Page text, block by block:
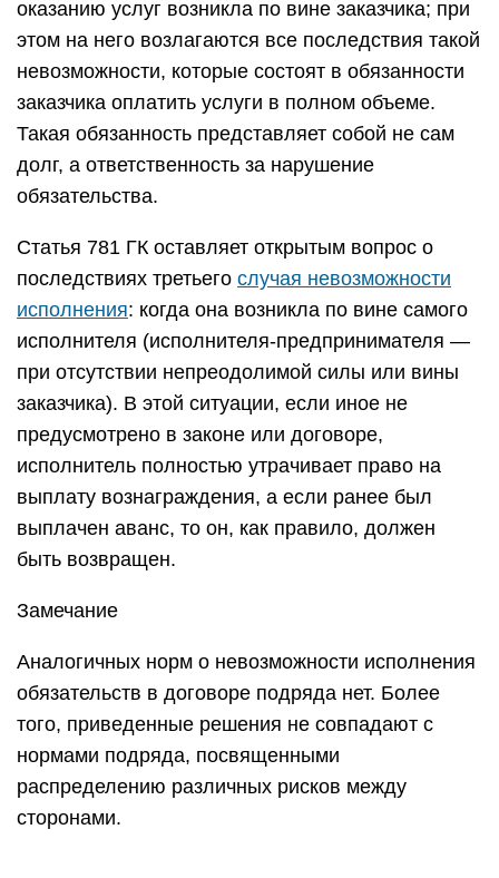
оказанию услуг возникла по вине заказчика; при
этом на него возлагаются все последствия такой
невозможности, которые состоят в обязанности
заказчика оплатить услуги в полном объеме.
Такая обязанность представляет собой не сам
долг, а ответственность за нарушение
обязательства.
Статья 781 ГК оставляет открытым вопрос о
последствиях третьего случая невозможности
исполнения: когда она возникла по вине самого
исполнителя (исполнителя-предпринимателя —
при отсутствии непреодолимой силы или вины
заказчика). В этой ситуации, если иное не
предусмотрено в законе или договоре,
исполнитель полностью утрачивает право на
выплату вознаграждения, а если ранее был
выплачен аванс, то он, как правило, должен
быть возвращен.
Замечание
Аналогичных норм о невозможности исполнения
обязательств в договоре подряда нет. Более
того, приведенные решения не совпадают с
нормами подряда, посвященными
распределению различных рисков между
сторонами.